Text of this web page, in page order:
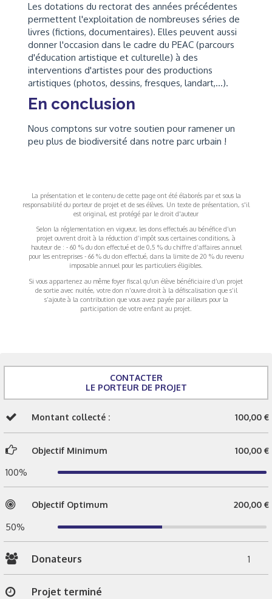
Les dotations du rectorat des années précédentes
permettent l'exploitation de nombreuses séries de
livres (fictions, documentaires). Elles peuvent aussi
donner l'occasion dans le cadre du PEAC (parcours
d'éducation artistique et culturelle) à des
interventions d'artistes pour des productions
artistiques (photos, dessins, fresques, landart,...).
En conclusion
Nous comptons sur votre soutien pour ramener un
peu plus de biodiversité dans notre parc urbain !
La présentation et le contenu de cette page ont été élaborés par et sous la
responsabilité du porteur de projet et de ses élèves. Un texte de présentation, s'il
est original, est protégé par le droit d'auteur
Selon la réglementation en vigueur, les dons effectués au bénéfice d’un
projet ouvrent droit à la réduction d’impôt sous certaines conditions, à
hauteur de : - 60 % du don effectué et de 0,5 % du chiffre d’affaires annuel
pour les entreprises - 66 % du don effectué, dans la limite de 20 % du revenu
imposable annuel pour les particuliers éligibles.
Si vous appartenez au même foyer fiscal qu’un élève bénéficiaire d’un projet
de sortie avec nuitée, votre don n’ouvre droit à la défiscalisation que s’il
s’ajoute à la contribution que vous avez payée par ailleurs pour la
participation de votre enfant au projet.
CONTACTER
LE PORTEUR DE PROJET
Montant collecté : 100,00 €
Objectif Minimum 100,00 €
100%
Objectif Optimum 200,00 €
50%
Donateurs 1
Projet terminé